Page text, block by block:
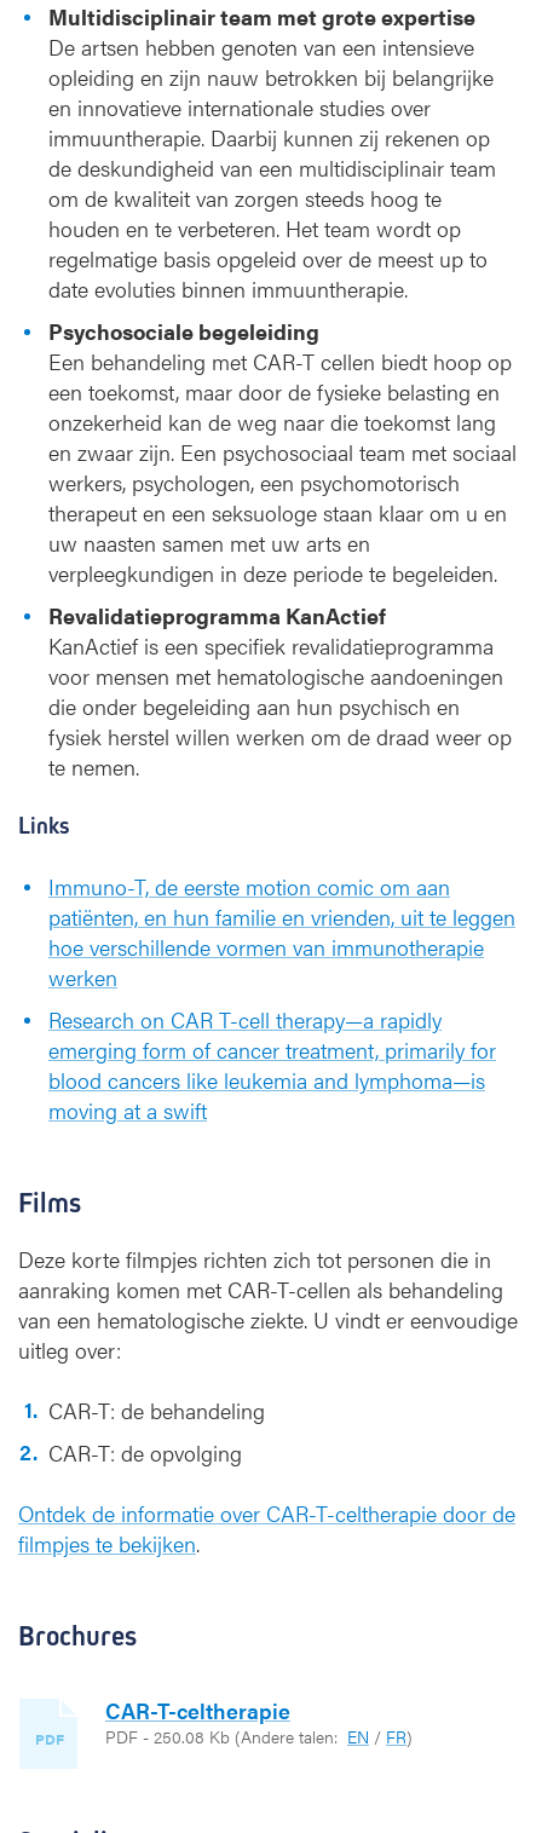
Multidisciplinair team met grote expertise
De artsen hebben genoten van een intensieve
opleiding en zijn nauw betrokken bij belangrijke
en innovatieve internationale studies over
immuuntherapie. Daarbij kunnen zij rekenen op
de deskundigheid van een multidisciplinair team
om de kwaliteit van zorgen steeds hoog te
houden en te verbeteren. Het team wordt op
regelmatige basis opgeleid over de meest up to
date evoluties binnen immuuntherapie.
Psychosociale begeleiding
Een behandeling met CAR-T cellen biedt hoop op
een toekomst, maar door de fysieke belasting en
onzekerheid kan de weg naar die toekomst lang
en zwaar zijn. Een psychosociaal team met sociaal
werkers, psychologen, een psychomotorisch
therapeut en een seksuologe staan klaar om u en
uw naasten samen met uw arts en
verpleegkundigen in deze periode te begeleiden.
Revalidatieprogramma KanActief
KanActief is een specifiek revalidatieprogramma
voor mensen met hematologische aandoeningen
die onder begeleiding aan hun psychisch en
fysiek herstel willen werken om de draad weer op
te nemen.
Links
Immuno-T, de eerste motion comic om aan
patiënten, en hun familie en vrienden, uit te leggen
hoe verschillende vormen van immunotherapie
werken
Research on CAR T-cell therapy—a rapidly
emerging form of cancer treatment, primarily for
blood cancers like leukemia and lymphoma—is
moving at a swift
Films
Deze korte filmpjes richten zich tot personen die in
aanraking komen met CAR-T-cellen als behandeling
van een hematologische ziekte. U vindt er eenvoudige
uitleg over:
CAR-T: de behandeling
CAR-T: de opvolging
Ontdek de informatie over CAR-T-celtherapie door de
filmpjes te bekijken.
Brochures
PDF
CAR-T-celtherapie
PDF - 250.08 Kb (Andere talen: EN / FR)